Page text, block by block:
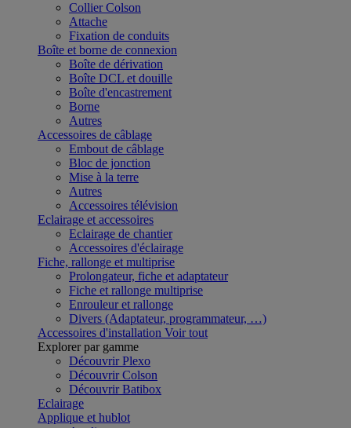
Collier Colson
Attache
Fixation de conduits
Boîte et borne de connexion
Boîte de dérivation
Boîte DCL et douille
Boîte d'encastrement
Borne
Autres
Accessoires de câblage
Embout de câblage
Bloc de jonction
Mise à la terre
Autres
Accessoires télévision
Eclairage et accessoires
Eclairage de chantier
Accessoires d'éclairage
Fiche, rallonge et multiprise
Prolongateur, fiche et adaptateur
Fiche et rallonge multiprise
Enrouleur et rallonge
Divers (Adaptateur, programmateur, …)
Accessoires d'installation Voir tout
Explorer par gamme
Découvrir Plexo
Découvrir Colson
Découvrir Batibox
Eclairage
Applique et hublot